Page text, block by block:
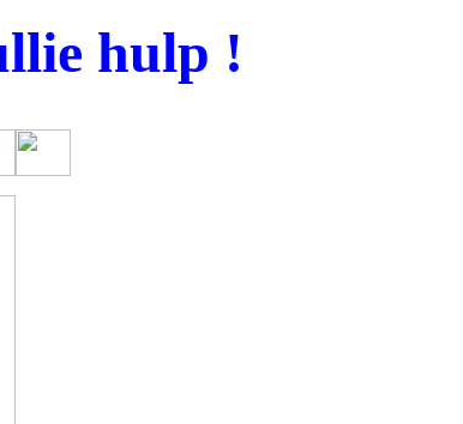
hulp !